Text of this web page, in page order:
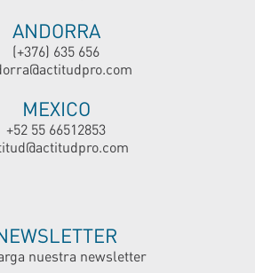
ANDORRA
(+376) 635 656
MEXICO
+52 55 66512853
nuestra newsletter